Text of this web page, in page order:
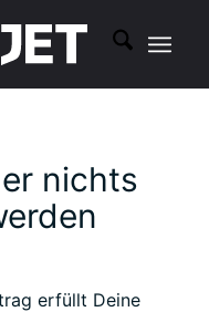
nichts
erfüllt Deine